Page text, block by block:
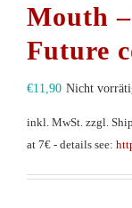
Mouth
Future
€11,90 Nicht
inkl. MwSt. zzgl.
at 7€ - details see: